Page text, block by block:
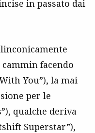
in passato dai
facendo
You”), la mai
per le
qualche deriva
Superstar”),